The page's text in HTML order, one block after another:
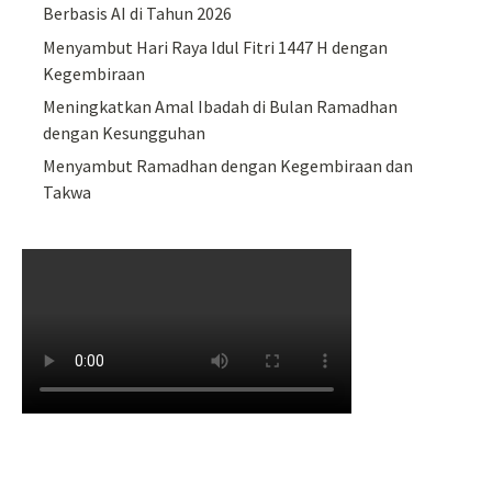
Berbasis AI di Tahun 2026
Menyambut Hari Raya Idul Fitri 1447 H dengan
Kegembiraan
Meningkatkan Amal Ibadah di Bulan Ramadhan
dengan Kesungguhan
Menyambut Ramadhan dengan Kegembiraan dan
Takwa